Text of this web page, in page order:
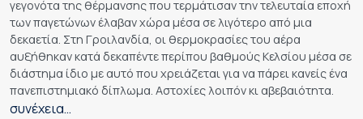
γεγονότα της θέρμανσης που τερμάτισαν την τελευταία εποχή
των παγετώνων έλαβαν χώρα μέσα σε λιγότερο από μια
δεκαετία. Στη Γροιλανδία, οι θερμοκρασίες του αέρα
αυξήθηκαν κατά δεκαπέντε περίπου βαθμούς Κελσίου μέσα σε
διάστημα ίδιο με αυτό που χρειάζεται για να πάρει κανείς ένα
πανεπιστημιακό δίπλωμα. Αστοχίες λοιπόν κι αβεβαιότητα.
συνέχεια…